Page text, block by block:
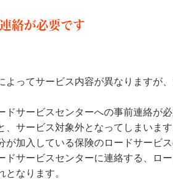
絡が必要です
ってサービス内容が異なりますが
サービスセンターへの事前連絡が
サービス対象外となってしまいます
加入している保険のロードサービ
サービスセンターに連絡する、ロ
なります。